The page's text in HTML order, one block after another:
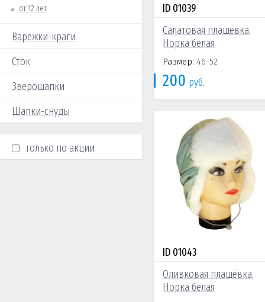
от 12 лет
Варежки-краги
Сток
Зверошапки
Шапки-снуды
только по акции
ID 01039
Салатовая плащёвка,
Норка белая
Размер: 46-52
200 руб.
ID 01043
Оливковая плащёвка,
Норка белая